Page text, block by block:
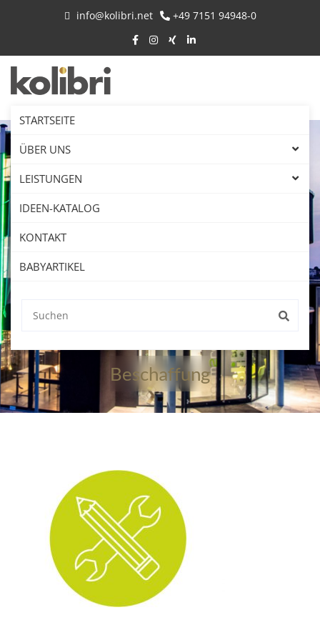
info@kolibri.net +49 7151 94948-0
STARTSEITE
ÜBER UNS
LEISTUNGEN
IDEEN-KATALOG
KONTAKT
BABYARTIKEL
Beschaffung